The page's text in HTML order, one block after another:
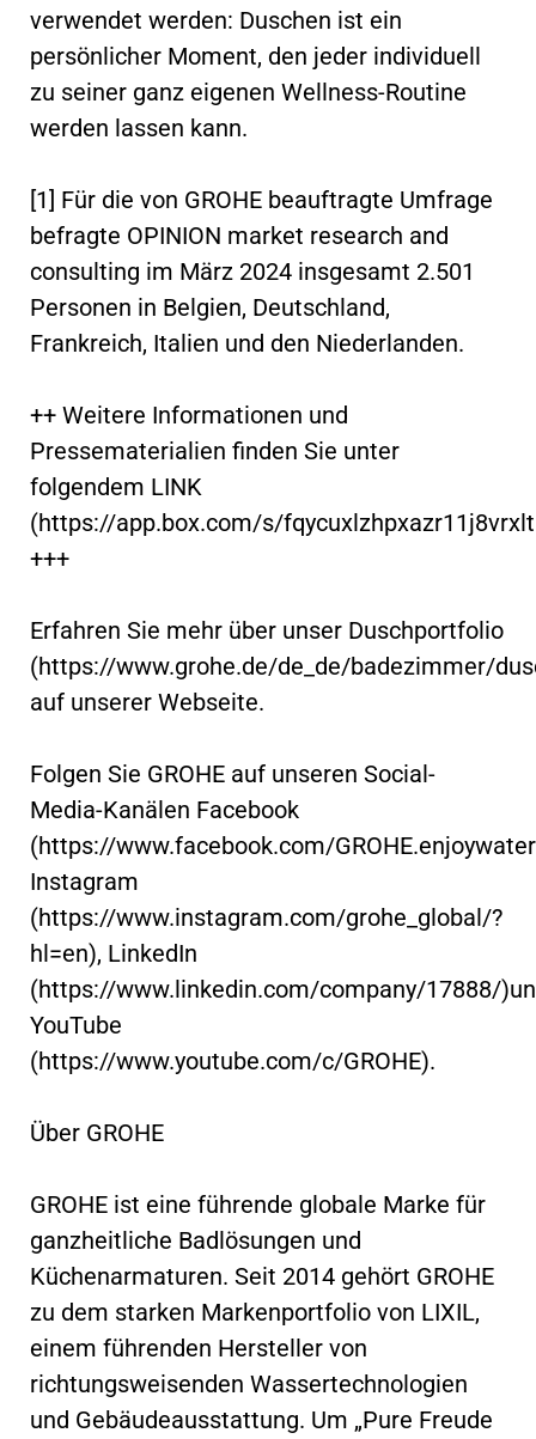
verwendet werden: Duschen ist ein
persönlicher Moment, den jeder individuell
zu seiner ganz eigenen Wellness-Routine
werden lassen kann.
[1] Für die von GROHE beauftragte Umfrage
befragte OPINION market research and
consulting im März 2024 insgesamt 2.501
Personen in Belgien, Deutschland,
Frankreich, Italien und den Niederlanden.
++ Weitere Informationen und
Pressematerialien finden Sie unter
folgendem LINK
(https://app.box.com/s/
+++
Erfahren Sie mehr über unser Duschportfolio
(https://www.grohe.de/de_de/badezimmer/
auf unserer Webseite.
Folgen Sie GROHE auf unseren Social-
Media-Kanälen Facebook
(https://www.facebook.com/
Instagram
(https://www.instagram.com/grohe_global/?
hl=en), LinkedIn
(https://www.linkedin.com/company/17888/
YouTube
(https://www.youtube.com/c/GROHE).
Über GROHE
GROHE ist eine führende globale Marke für
ganzheitliche Badlösungen und
Küchenarmaturen. Seit 2014 gehört GROHE
zu dem starken Markenportfolio von LIXIL,
einem führenden Hersteller von
richtungsweisenden Wassertechnologien
und Gebäudeausstattung. Um „Pure Freude